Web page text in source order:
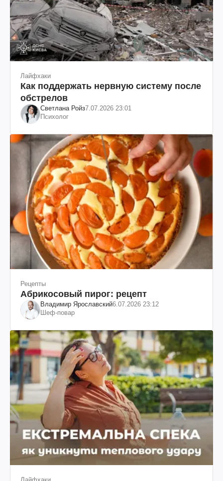
Лайфхаки
Как поддержать нервную систему после
обстрелов
Светлана Ройз7.07.2026 23:01
Психолог
Рецепты
Абрикосовый пирог: рецепт
Владимир Ярославский6.07.2026 23:12
Шеф-повар
Лайфхаки